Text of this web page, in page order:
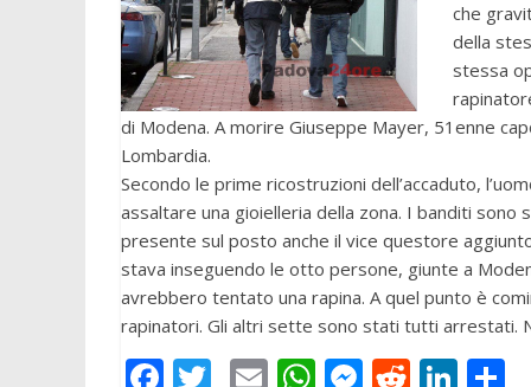
che
della
stessa
di Modena. A morire Giuseppe Mayer, 51enne
Lombardia.
Secondo le prime ricostruzioni dell’accaduto,
assaltare una gioielleria della zona. I banditi
presente sul posto anche il vice questore
stava inseguendo le otto persone, giunte a
avrebbero tentato una rapina. A quel punto è
rapinatori. Gli altri sette sono stati tutti arrestati.